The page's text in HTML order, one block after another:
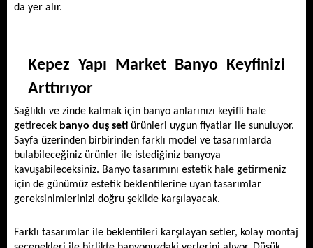
da yer alır.
Kepez Yapı Market Banyo Keyfinizi
Arttırıyor
Sağlıklı ve zinde kalmak için banyo anlarınızı keyifli hale
getirecek banyo duş seti ürünleri uygun fiyatlar ile sunuluyor.
Sayfa üzerinden birbirinden farklı model ve tasarımlarda
bulabileceğiniz ürünler ile istediğiniz banyoya
kavuşabileceksiniz. Banyo tasarımını estetik hale getirmeniz
için de günümüz estetik beklentilerine uyan tasarımlar
gereksinimlerinizi doğru şekilde karşılayacak.
Farklı tasarımlar ile beklentileri karşılayan setler, kolay montaj